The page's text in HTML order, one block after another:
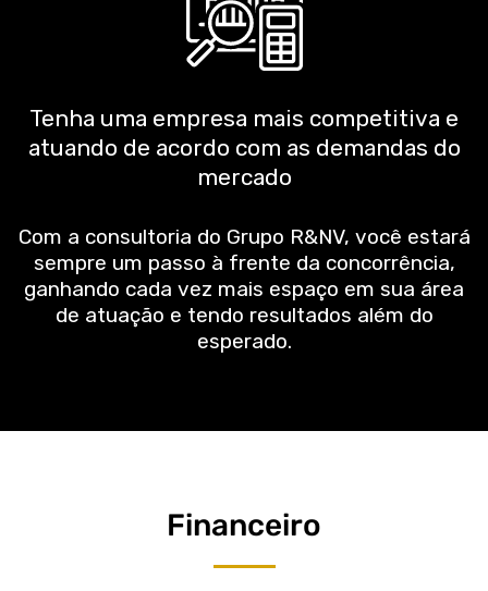
Tenha uma empresa mais competitiva e
atuando de acordo com as demandas do
mercado
Com a consultoria do Grupo R&NV, você estará
sempre um passo à frente da concorrência,
ganhando cada vez mais espaço em sua área
de atuação e tendo resultados além do
esperado.
Financeiro